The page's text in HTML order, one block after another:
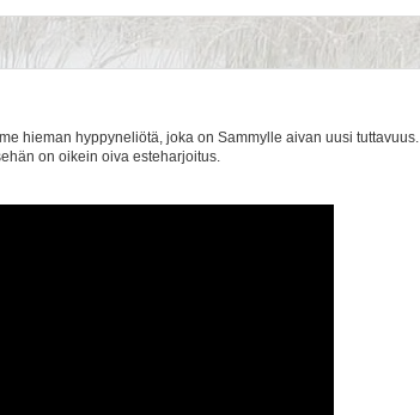
hieman hyppyneliötä, joka on Sammylle aivan uusi tuttavuus.
on oikein oiva esteharjoitus.